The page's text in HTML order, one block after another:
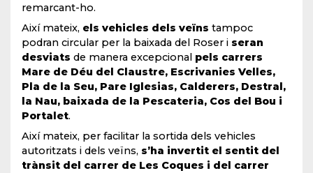
remarcant-ho.
Així mateix, els vehicles dels veïns tampoc
podran circular per la baixada del Roser i seran
desviats de manera excepcional pels carrers
Mare de Déu del Claustre, Escrivanies Velles,
Pla de la Seu, Pare Iglesias, Calderers, Destral,
la Nau, baixada de la Pescateria, Cos del Bou i
Portalet.
Així mateix, per facilitar la sortida dels vehicles
autoritzats i dels veïns, s’ha invertit el sentit del
trànsit del carrer de Les Coques i del carrer